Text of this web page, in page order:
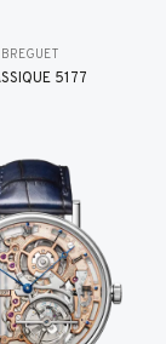
BREGUET
5177